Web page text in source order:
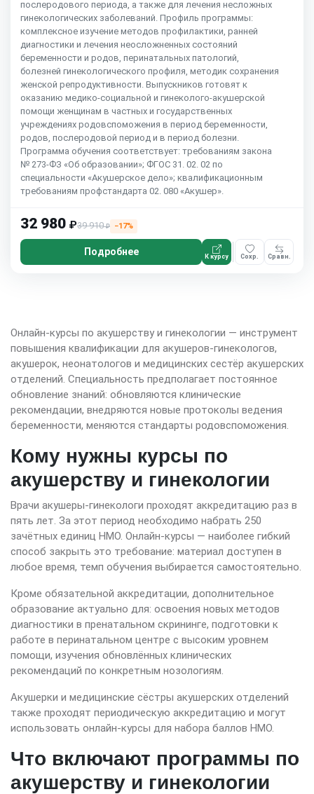
послеродового периода, а также для лечения несложных
гинекологических заболеваний. Профиль программы:
комплексное изучение методов профилактики, ранней
диагностики и лечения неосложненных состояний
беременности и родов, перинатальных патологий,
болезней гинекологического профиля, методик сохранения
женской репродуктивности. Выпускников готовят к
оказанию медико-социальной и гинеколого-акушерской
помощи женщинам в частных и государственных
учреждениях родовспоможения в период беременности,
родов, послеродовой период и в период болезни.
Программа обучения соответствует: требованиям закона
№ 273-ФЗ «Об образовании»; ФГОС 31. 02. 02 по
специальности «Акушерское дело»; квалификационным
требованиям профстандарта 02. 080 «Акушер».
32 980 ₽39 910₽ −17%
Подробнее К курсу Сохр. Сравн.
Онлайн-курсы по акушерству и гинекологии — инструмент
повышения квалификации для акушеров-гинекологов,
акушерок, неонатологов и медицинских сестёр акушерских
отделений. Специальность предполагает постоянное
обновление знаний: обновляются клинические
рекомендации, внедряются новые протоколы ведения
беременности, меняются стандарты родовспоможения.
Кому нужны курсы по
акушерству и гинекологии
Врачи акушеры-гинекологи проходят аккредитацию раз в
пять лет. За этот период необходимо набрать 250
зачётных единиц НМО. Онлайн-курсы — наиболее гибкий
способ закрыть это требование: материал доступен в
любое время, темп обучения выбирается самостоятельно.
Кроме обязательной аккредитации, дополнительное
образование актуально для: освоения новых методов
диагностики в пренатальном скрининге, подготовки к
работе в перинатальном центре с высоким уровнем
помощи, изучения обновлённых клинических
рекомендаций по конкретным нозологиям.
Акушерки и медицинские сёстры акушерских отделений
также проходят периодическую аккредитацию и могут
использовать онлайн-курсы для набора баллов НМО.
Что включают программы по
акушерству и гинекологии